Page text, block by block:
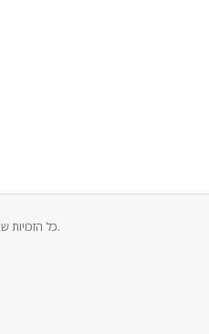
זכויות יוצרים © 2026 Straight Arrow Hosting כל הזכויות שמורות.